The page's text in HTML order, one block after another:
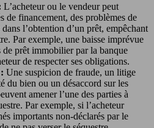
L’acheteur ou le vendeur peut
de financement, des problèmes de
l’obtention d’un prêt, empêchant
Par exemple, une baisse imprévue
de prêt immobilier par la banque
de respecter ses obligations.
Une suspicion de fraude, un litige
du bien ou un désaccord sur les
amener l’une des parties à
Par exemple, si l’acheteur
importants non-déclarés par le